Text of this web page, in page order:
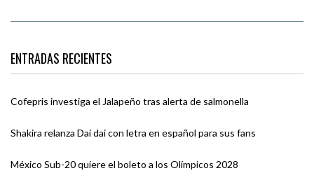
ENTRADAS RECIENTES
Cofepris investiga el Jalapeño tras alerta de salmonella
Shakira relanza Dai dai con letra en español para sus fans
México Sub-20 quiere el boleto a los Olímpicos 2028